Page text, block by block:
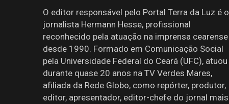
O editor responsável pelo Portal Terra da Luz é o
jornalista Hermann Hesse, profissional
reconhecido pela atuação na imprensa cearense
desde 1990. Formado em Comunicação Social
pela Universidade Federal do Ceará (UFC), atuou
durante quase 20 anos na TV Verdes Mares,
afiliada da Rede Globo, como repórter, produtor,
editor, apresentador, editor-chefe do jornal mais